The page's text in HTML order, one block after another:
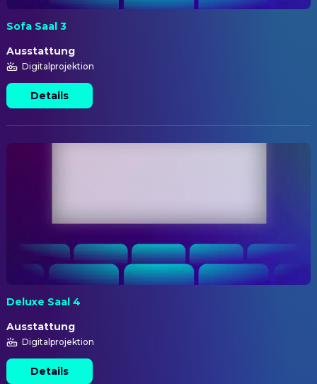
Sofa Saal 3
Ausstattung
Digitalprojektion
Details
Deluxe Saal 4
Ausstattung
Digitalprojektion
Details